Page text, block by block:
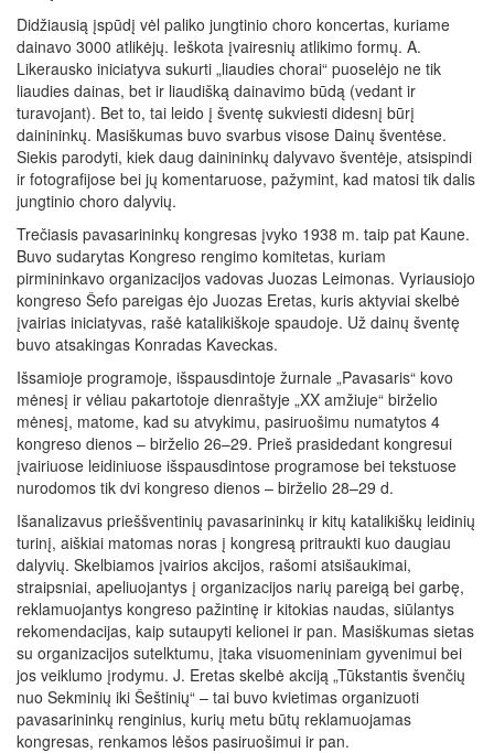
Didžiausią įspūdį vėl paliko jungtinio choro koncertas, kuriame
dainavo 3000 atlikėjų. Ieškota įvairesnių atlikimo formų. A.
Likerausko iniciatyva sukurti „liaudies chorai“ puoselėjo ne tik
liaudies dainas, bet ir liaudišką dainavimo būdą (vedant ir
turavojant). Bet to, tai leido į šventę sukviesti didesnį būrį
dainininkų. Masiškumas buvo svarbus visose Dainų šventėse.
Siekis parodyti, kiek daug dainininkų dalyvavo šventėje, atsispindi
ir fotografijose bei jų komentaruose, pažymint, kad matosi tik dalis
jungtinio choro dalyvių.
Trečiasis pavasarininkų kongresas įvyko 1938 m. taip pat Kaune.
Buvo sudarytas Kongreso rengimo komitetas, kuriam
pirmininkavo organizacijos vadovas Juozas Leimonas. Vyriausiojo
kongreso Šefo pareigas ėjo Juozas Eretas, kuris aktyviai skelbė
įvairias iniciatyvas, rašė katalikiškoje spaudoje. Už dainų šventę
buvo atsakingas Konradas Kaveckas.
Išsamioje programoje, išspausdintoje žurnale „Pavasaris“ kovo
mėnesį ir vėliau pakartotoje dienraštyje „XX amžiuje“ birželio
mėnesį, matome, kad su atvykimu, pasiruošimu numatytos 4
kongreso dienos – birželio 26–29. Prieš prasidedant kongresui
įvairiuose leidiniuose išspausdintose programose bei tekstuose
nurodomos tik dvi kongreso dienos – birželio 28–29 d.
Išanalizavus prieššventinių pavasarininkų ir kitų katalikiškų leidinių
turinį, aiškiai matomas noras į kongresą pritraukti kuo daugiau
dalyvių. Skelbiamos įvairios akcijos, rašomi atsišaukimai,
straipsniai, apeliuojantys į organizacijos narių pareigą bei garbę,
reklamuojantys kongreso pažintinę ir kitokias naudas, siūlantys
rekomendacijas, kaip sutaupyti kelionei ir pan. Masiškumas sietas
su organizacijos sutelktumu, įtaka visuomeniniam gyvenimui bei
jos veiklumo įrodymu. J. Eretas skelbė akciją „Tūkstantis švenčių
nuo Sekminių iki Šeštinių“ – tai buvo kvietimas organizuoti
pavasarininkų renginius, kurių metu būtų reklamuojamas
kongresas, renkamos lėšos pasiruošimui ir pan.